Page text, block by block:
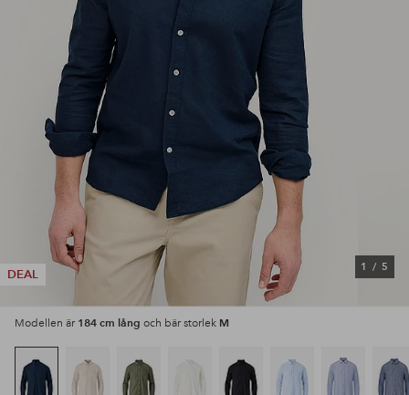
DEAL
1 / 5
Modellen är 184 cm lång och bär storlek M